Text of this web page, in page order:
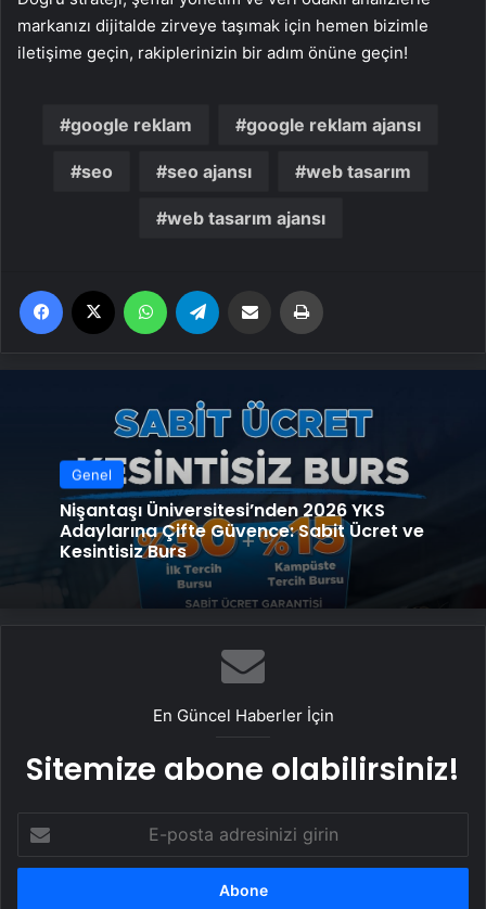
markanızı dijitalde zirveye taşımak için hemen bizimle
iletişime geçin, rakiplerinizin bir adım önüne geçin!
google reklam google reklam ajansı
seo seo ajansı web tasarım
web tasarım ajansı
Facebook WhatsApp Email'den paylaş
Genel
Nişantaşı Üniversitesi’nden 2026 YKS
Adaylarına Çifte Güvence: Sabit Ücret ve
Kesintisiz Burs
En Güncel Haberler İçin
Sitemize abone olabilirsiniz!
posta
adresinizi